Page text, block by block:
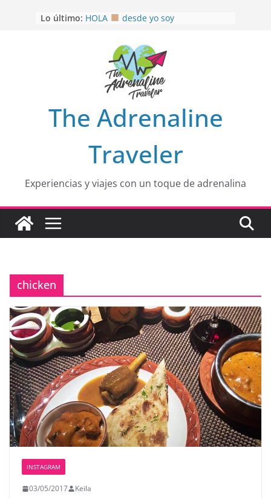
Lo último: HOLA
desde yo soy
EL SENDERO DEL CACAO: Excelente
opción
HOSPEDAJE AL NATURALSHH !!
OTRA PERSPECTIVA de RÍO EL
MULITO!
The Adrenaline
Traveler
Experiencias y viajes con un toque de adrenalina
chicken
INSTAGRAM
03/05/2017 Keila